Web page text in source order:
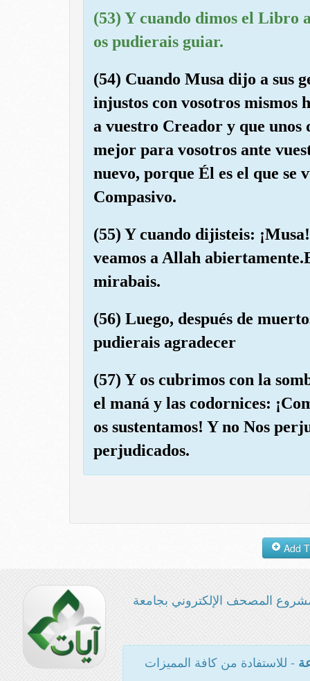
(53) Y cuando dimos el Libro
os pudierais guiar.
(54) Cuando Musa dijo a sus
injustos con vosotros mismos
a vuestro Creador y que unos
mejor para vosotros ante
nuevo, porque Él es el que se
Compasivo.
(55) Y cuando dijisteis:
veamos a Allah
mirabais.
(56) Luego, después de
pudierais agradecer
(57) Y os cubrimos con la
el maná y las codornices:
os sustentamos! Y no Nos
perjudicados.
المصحف الإلكتروني بجامعة
- للاستفادة من كافة المميزات